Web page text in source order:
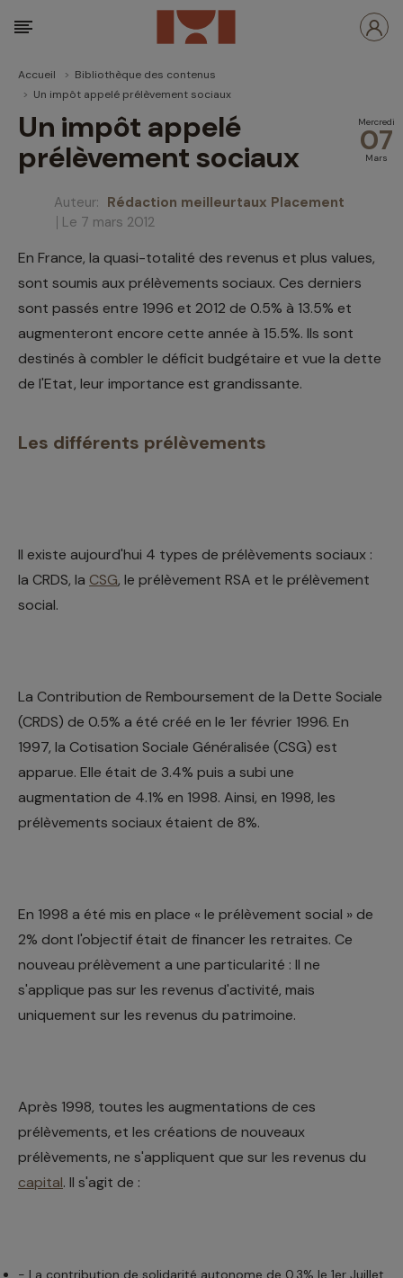
Accueil
Bibliothèque des contenus
Un impôt appelé prélèvement sociaux
Mercredi
07
Mars
Un impôt appelé
prélèvement sociaux
Auteur: Rédaction meilleurtaux Placement
Le 7 mars 2012
En France, la quasi-totalité des revenus et plus values,
sont soumis aux prélèvements sociaux. Ces derniers
sont passés entre 1996 et 2012 de 0.5% à 13.5% et
augmenteront encore cette année à 15.5%. Ils sont
destinés à combler le déficit budgétaire et vue la dette
de l'Etat, leur importance est grandissante.
Les différents prélèvements
Il existe aujourd'hui 4 types de prélèvements sociaux :
la CRDS, la CSG, le prélèvement RSA et le prélèvement
social.
La Contribution de Remboursement de la Dette Sociale
(CRDS) de 0.5% a été créé en le 1er février 1996. En
1997, la Cotisation Sociale Généralisée (CSG) est
apparue. Elle était de 3.4% puis a subi une
augmentation de 4.1% en 1998. Ainsi, en 1998, les
prélèvements sociaux étaient de 8%.
En 1998 a été mis en place « le prélèvement social » de
2% dont l'objectif était de financer les retraites. Ce
nouveau prélèvement a une particularité : Il ne
s'applique pas sur les revenus d'activité, mais
uniquement sur les revenus du patrimoine.
Après 1998, toutes les augmentations de ces
prélèvements, et les créations de nouveaux
prélèvements, ne s'appliquent que sur les revenus du
capital. Il s'agit de :
- La contribution de solidarité autonome de 0.3% le 1er Juillet